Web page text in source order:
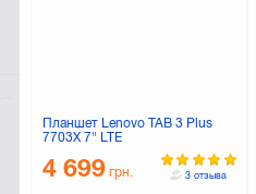
Планшет Lenovo TAB 3 Plus
7703X 7" LTE
16GB(ZA1K0045UA) Black
4 699 грн. 3 отзыва